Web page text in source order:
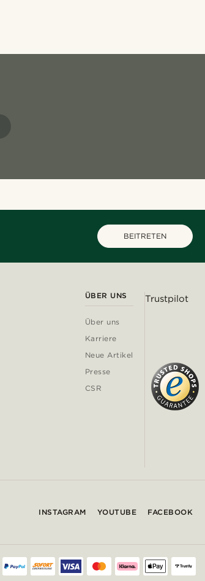
BEITRETEN
ÜBER UNS
Über uns
Karriere
Neue Artikel
Presse
CSR
Trustpilot
INSTAGRAM YOUTUBE FACEBOOK